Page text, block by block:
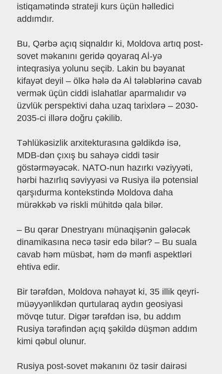
istiqamətində strateji kurs üçün həlledici
addımdır.
Bu, Qərbə açıq siqnaldır ki, Moldova artıq post-
sovet məkanını geridə qoyaraq Aİ-yə
inteqrasiya yolunu seçib. Lakin bu bəyanat
kifayət deyil – ölkə hələ də Aİ tələblərinə cavab
vermək üçün ciddi islahatlar aparmalıdır və
üzvlük perspektivi daha uzaq tarixlərə – 2030-
2035-ci illərə doğru çəkilib.
Təhlükəsizlik arxitekturasına gəldikdə isə,
MDB-dən çıxış bu sahəyə ciddi təsir
göstərməyəcək. NATO-nun hazırkı vəziyyəti,
hərbi hazırlıq səviyyəsi və Rusiya ilə potensial
qarşıdurma kontekstində Moldova daha
mürəkkəb və riskli mühitdə qala bilər.
– Bu qərar Dnestryanı münaqişənin gələcək
dinamikasına necə təsir edə bilər? – Bu suala
cavab həm müsbət, həm də mənfi aspektləri
ehtiva edir.
Bir tərəfdən, Moldova nəhayət ki, 35 illik qeyri-
müəyyənlikdən qurtularaq aydın geosiyasi
mövqe tutur. Digər tərəfdən isə, bu addım
Rusiya tərəfindən açıq şəkildə düşmən addım
kimi qəbul olunur.
Rusiya post-sovet məkanını öz təsir dairəsi